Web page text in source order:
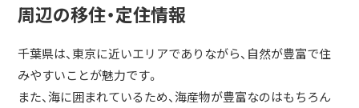
周辺の移住・定住情報
千葉県は、東京に近いエリアでありながら、自然が豊富で住
みやすいことが魅力です。
また、海に囲まれているため、海産物が豊富なのはもちろん